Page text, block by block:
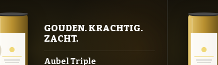
GOUDEN. KRACHTIG.
ZACHT.
Aubel Triple